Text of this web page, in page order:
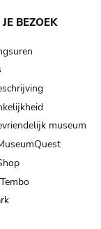
BEZOEK
museum